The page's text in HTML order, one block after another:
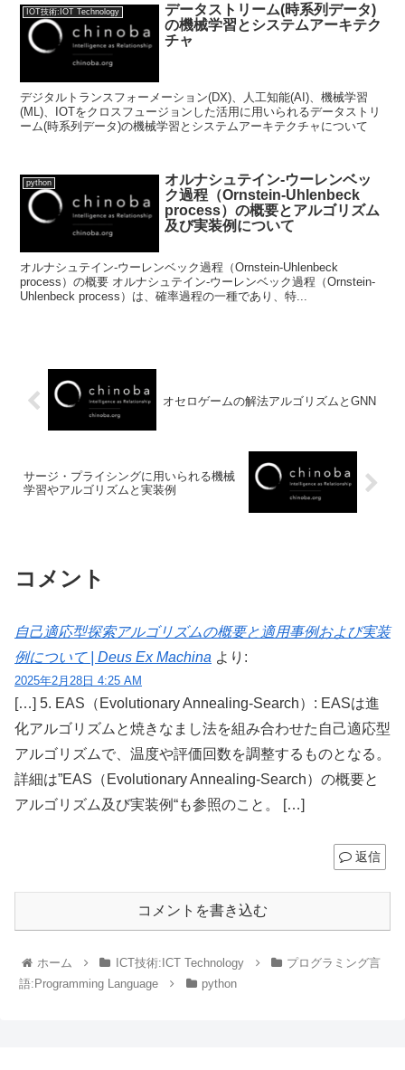
IOT技術:IOT Technology
データストリーム(時系列データ)
の機械学習とシステムアーキテク
チャ
デジタルトランスフォーメーション(DX)、人工知能(AI)、機械学習
(ML)、IOTをクロスフュージョンした活用に用いられるデータストリ
ーム(時系列データ)の機械学習とシステムアーキテクチャについて
python
オルナシュテイン-ウーレンベッ
ク過程（Ornstein-Uhlenbeck
process）の概要とアルゴリズム
及び実装例について
オルナシュテイン-ウーレンベック過程（Ornstein-Uhlenbeck
process）の概要 オルナシュテイン-ウーレンベック過程（Ornstein-
Uhlenbeck process）は、確率過程の一種であり、特...
オセロゲームの解法アルゴリズムとGNN
サージ・プライシングに用いられる機械
学習やアルゴリズムと実装例
コメント
自己適応型探索アルゴリズムの概要と適用事例および実装
例について | Deus Ex Machina より:
2025年2月28日 4:25 AM
[…] 5. EAS（Evolutionary Annealing-Search）: EASは進
化アルゴリズムと焼きなまし法を組み合わせた自己適応型
アルゴリズムで、温度や評価回数を調整するものとなる。
詳細は”EAS（Evolutionary Annealing-Search）の概要と
アルゴリズム及び実装例“も参照のこと。 […]
返信
コメントを書き込む
ホーム ICT技術:ICT Technology
プログラミング言
語:Programming Language
python